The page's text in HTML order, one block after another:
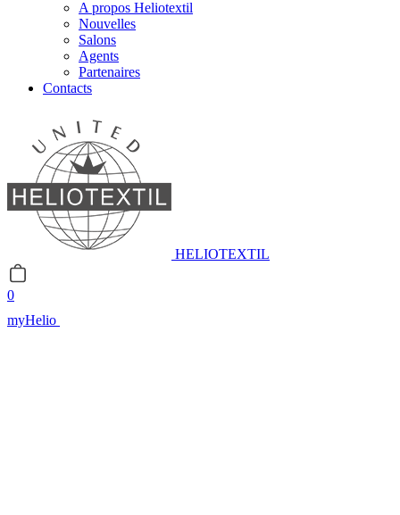
A propos Heliotextil
Nouvelles
Salons
Agents
Partenaires
Contacts
HELIOTEXTIL
0
myHelio